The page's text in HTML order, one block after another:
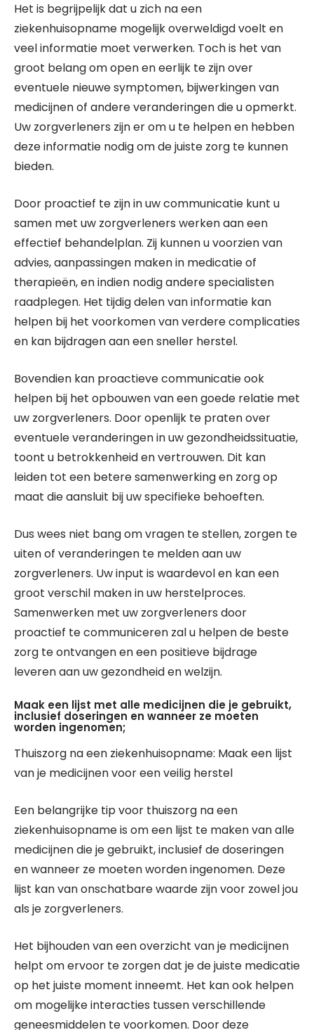
Het is begrijpelijk dat u zich na een
ziekenhuisopname mogelijk overweldigd voelt en
veel informatie moet verwerken. Toch is het van
groot belang om open en eerlijk te zijn over
eventuele nieuwe symptomen, bijwerkingen van
medicijnen of andere veranderingen die u opmerkt.
Uw zorgverleners zijn er om u te helpen en hebben
deze informatie nodig om de juiste zorg te kunnen
bieden.
Door proactief te zijn in uw communicatie kunt u
samen met uw zorgverleners werken aan een
effectief behandelplan. Zij kunnen u voorzien van
advies, aanpassingen maken in medicatie of
therapieën, en indien nodig andere specialisten
raadplegen. Het tijdig delen van informatie kan
helpen bij het voorkomen van verdere complicaties
en kan bijdragen aan een sneller herstel.
Bovendien kan proactieve communicatie ook
helpen bij het opbouwen van een goede relatie met
uw zorgverleners. Door openlijk te praten over
eventuele veranderingen in uw gezondheidssituatie,
toont u betrokkenheid en vertrouwen. Dit kan
leiden tot een betere samenwerking en zorg op
maat die aansluit bij uw specifieke behoeften.
Dus wees niet bang om vragen te stellen, zorgen te
uiten of veranderingen te melden aan uw
zorgverleners. Uw input is waardevol en kan een
groot verschil maken in uw herstelproces.
Samenwerken met uw zorgverleners door
proactief te communiceren zal u helpen de beste
zorg te ontvangen en een positieve bijdrage
leveren aan uw gezondheid en welzijn.
Maak een lijst met alle medicijnen die je gebruikt,
inclusief doseringen en wanneer ze moeten
worden ingenomen;
Thuiszorg na een ziekenhuisopname: Maak een lijst
van je medicijnen voor een veilig herstel
Een belangrijke tip voor thuiszorg na een
ziekenhuisopname is om een lijst te maken van alle
medicijnen die je gebruikt, inclusief de doseringen
en wanneer ze moeten worden ingenomen. Deze
lijst kan van onschatbare waarde zijn voor zowel jou
als je zorgverleners.
Het bijhouden van een overzicht van je medicijnen
helpt om ervoor te zorgen dat je de juiste medicatie
op het juiste moment inneemt. Het kan ook helpen
om mogelijke interacties tussen verschillende
geneesmiddelen te voorkomen. Door deze